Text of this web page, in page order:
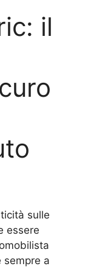
il
sulle
essere
sempre a